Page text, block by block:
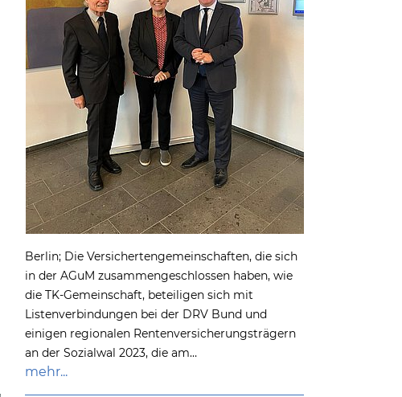
Berlin; Die Versichertengemeinschaften, die sich
in der AGuM zusammengeschlossen haben, wie
die TK-Gemeinschaft, beteiligen sich mit
Listenverbindungen bei der DRV Bund und
einigen regionalen Rentenversicherungsträgern
an der Sozialwal 2023, die am…
mehr...